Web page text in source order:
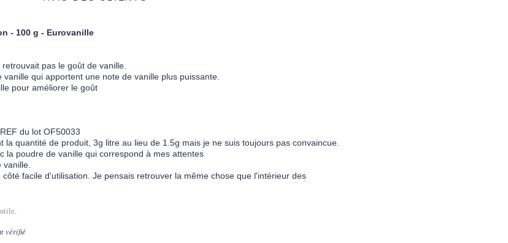
- 100 g - Eurovanille
pas le goût de vanille.
qui apportent une note de vanille plus puissante.
pour améliorer le goût
du lot OF50033
la quantité de produit, 3g litre au lieu de 1.5g mais je ne suis toujours pas convaincue.
la poudre de vanille qui correspond à mes attentes
vanille.
facile d'utilisation. Je pensais retrouver la même chose que l'intérieur des
vérifié